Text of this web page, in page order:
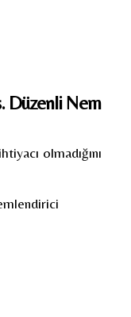
Düzenli Nem
olmadığını